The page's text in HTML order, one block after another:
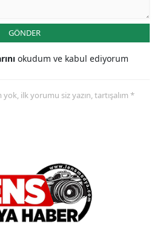
GÖNDER
okudum ve kabul ediyorum
ilk yorumu siz yazın, tartışalım *